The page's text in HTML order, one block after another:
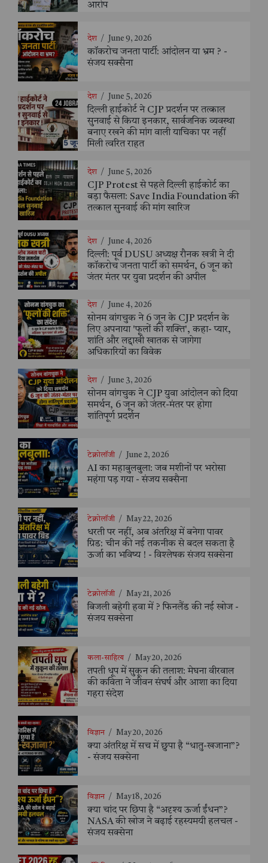
आरोप
देश / June 9, 2026
कॉकरोच जनता पार्टी: आंदोलन या भ्रम ? -
संजय सक्सैना
देश / June 5, 2026
दिल्ली हाईकोर्ट ने CJP प्रदर्शन पर तत्काल
सुनवाई से किया इनकार, सार्वजनिक व्यवस्था
बनाए रखने की मांग वाली याचिका पर नहीं
मिली त्वरित राहत
देश / June 5, 2026
CJP Protest से पहले दिल्ली हाईकोर्ट का
बड़ा फैसला: Save India Foundation की
तत्काल सुनवाई की मांग खारिज
देश / June 4, 2026
दिल्ली: पूर्व DUSU अध्यक्ष रौनक खत्री ने दी
कॉकरोच जनता पार्टी को समर्थन, 6 जून को
जंतर मंतर पर युवा प्रदर्शन की अपील
देश / June 4, 2026
सोनम वांगचुक ने 6 जून के CJP प्रदर्शन के
लिए अपनाया 'फूलों की शक्ति', कहा- प्यार,
शांति और लद्दाखी खातक से जागेगा
अधिकारियों का विवेक
देश / June 3, 2026
सोनम वांगचुक ने CJP युवा आंदोलन को दिया
समर्थन, 6 जून को जंतर-मंतर पर होगा
शांतिपूर्ण प्रदर्शन
टेक्नोलॉजी / June 2, 2026
AI का महाबुलबुला: जब मशीनों पर भरोसा
महंगा पड़ गया - संजय सक्सैना
टेक्नोलॉजी / May 22, 2026
धरती पर नहीं, अब अंतरिक्ष में बनेगा पावर
ग्रिड: चीन की नई तकनीक से बदल सकता है
ऊर्जा का भविष्य ! - विश्लेषक संजय सक्सेना
टेक्नोलॉजी / May 21, 2026
बिजली बहेगी हवा में ? फिनलैंड की नई खोज -
संजय सक्सेना
कला-साहित्य / May 20, 2026
तपती धूप में सुकून की तलाश: मेघना वीरवाल
की कविता ने जीवन संघर्ष और आशा का दिया
गहरा संदेश
विज्ञान / May 20, 2026
क्या अंतरिक्ष में सच में छुपा है “धातु-खजाना”?
- संजय सक्सेना
विज्ञान / May 18, 2026
क्या चांद पर छिपा है “अदृश्य ऊर्जा ईंधन”?
NASA की खोज ने बढ़ाई रहस्यमयी हलचल -
संजय सक्सेना